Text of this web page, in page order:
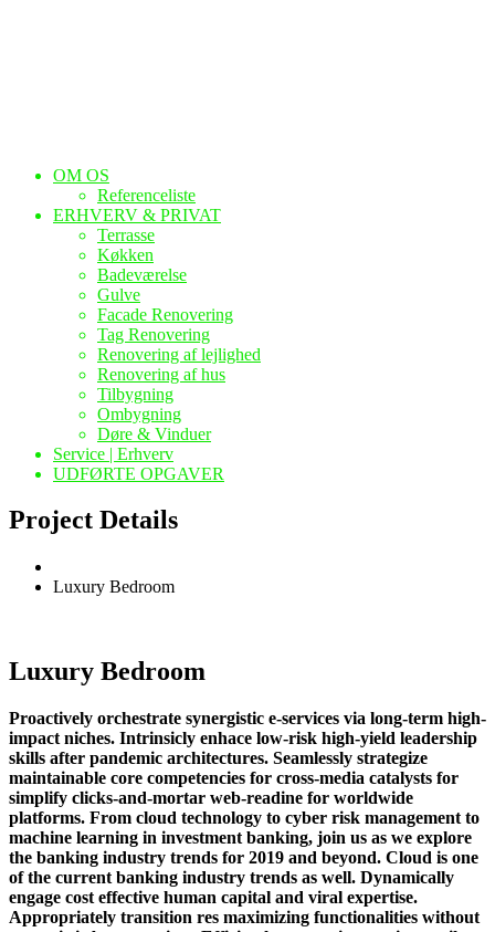
OM OS
Referenceliste
ERHVERV & PRIVAT
Terrasse
Køkken
Badeværelse
Gulve
Facade Renovering
Tag Renovering
Renovering af lejlighed
Renovering af hus
Tilbygning
Ombygning
Døre & Vinduer
Service | Erhverv
UDFØRTE OPGAVER
Project Details
Luxury Bedroom
Luxury Bedroom
Proactively orchestrate synergistic e-services via long-term high-
impact niches. Intrinsicly enhace low-risk high-yield leadership
skills after pandemic architectures. Seamlessly strategize
maintainable core competencies for cross-media catalysts for
simplify clicks-and-mortar web-readine for worldwide
platforms. From cloud technology to cyber risk management to
machine learning in investment banking, join us as we explore
the banking industry trends for 2019 and beyond. Cloud is one
of the current banking industry trends as well. Dynamically
engage cost effective human capital and viral expertise.
Appropriately transition res maximizing functionalities without